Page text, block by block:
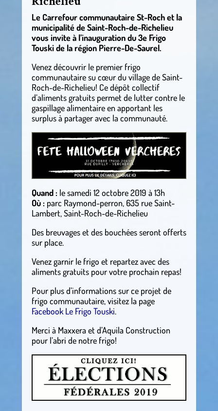
Le Carrefour communautaire St-Roch et la
municipalité de Saint-Roch-de-Richelieu
vous invite à l’inauguration du 3e Frigo
Touski de la région Pierre-De-Saurel.
Venez découvrir le premier frigo
communautaire su cœur du village de Saint-
Roch-de-Richelieu! Ce dépôt collectif
d’aliments gratuits permet de lutter contre le
gaspillage alimentaire en apportant les
surplus à partager avec la communauté.
Quand :le samedi 12 octobre 2019 à 13h
Où :parc Raymond-perron, 635 rue Saint-
Lambert, Saint-Roch-de-Richelieu
Des breuvages et des bouchées seront offerts
sur place.
Venez garnir le frigo et repartez avec des
aliments gratuits pour votre prochain repas!
Pour plus d’informations sur ce projet de
frigo communautaire, visitez la page
Facebook Le Frigo Touski.
Merci à Maxxera et d’Aquila Construction
pour l’abri de notre frigo!